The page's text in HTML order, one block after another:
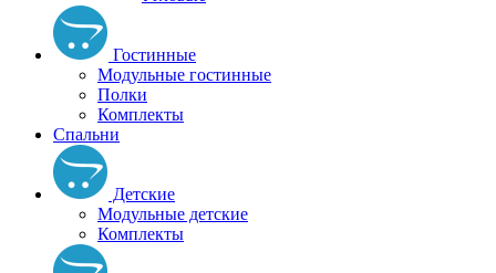
Гостинные
Модульные гостинные
Полки
Комплекты
Спальни
Детские
Модульные детские
Комплекты